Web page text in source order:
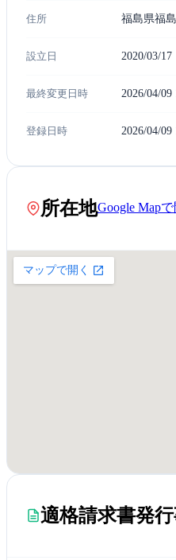
住所 福島県福
設立日 2020/03/17
最終変更日時 2026/04/09
登録日時 2026/04/09
所在地Google Mapで
適格請求書発